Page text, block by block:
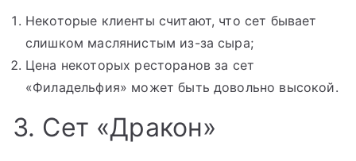
Некоторые клиенты считают, что сет бывает
слишком маслянистым из-за сыра;
Цена некоторых ресторанов за сет
«Филадельфия» может быть довольно высокой.
3. Сет «Дракон»